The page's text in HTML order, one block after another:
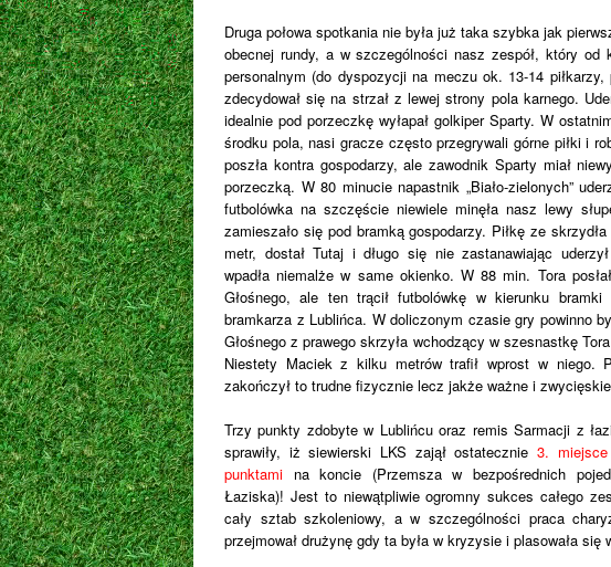
Druga połowa spotkania nie była już taka szybka jak
obecnej rundy, a w szczególności nasz zespół, który od
personalnym (do dyspozycji na meczu ok. 13-14
zdecydował się na strzał z lewej strony pola karnego.
idealnie pod porzeczkę wyłapał golkiper Sparty. W
środku pola, nasi gracze często przegrywali górne piłki i
poszła kontra gospodarzy, ale zawodnik Sparty miał
porzeczką. W 80 minucie napastnik „Biało-zielonych”
futbolówka na szczęście niewiele minęła nasz lewy
zamieszało się pod bramką gospodarzy. Piłkę ze
metr, dostał Tutaj i długo się nie zastanawiając
wpadła niemalże w same okienko. W 88 min. Tora
Głośnego, ale ten trącił futbolówkę w kierunku
bramkarza z Lublińca. W doliczonym czasie gry powinno
Głośnego z prawego skrzyła wchodzący w szesnastkę
Niestety Maciek z kilku metrów trafił wprost w niego.
zakończył to trudne fizycznie lecz jakże ważne i
Trzy punkty zdobyte w Lublińcu oraz remis Sarmacji z
sprawiły, iż siewierski LKS zajął ostatecznie3. miejsce
punktami na koncie (Przemsza w bezpośrednich
Łaziska)! Jest to niewątpliwie ogromny sukces całego
cały sztab szkoleniowy, a w szczególności praca
przejmował drużynę gdy ta była w kryzysie i plasowała się